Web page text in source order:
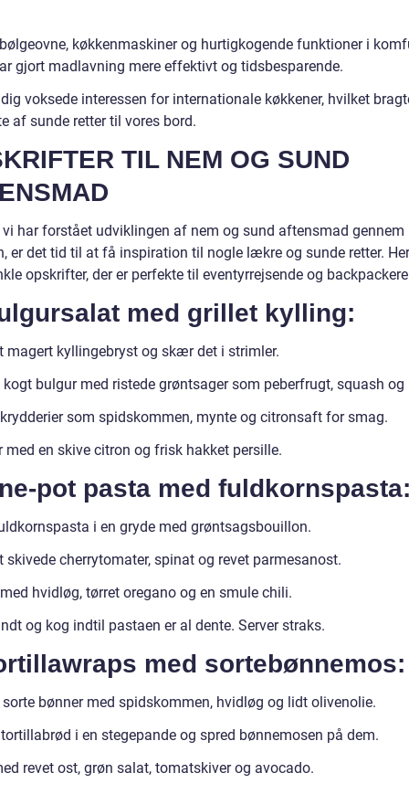
køkkenmaskiner og hurtigkogende funktioner i
gjort madlavning mere effektivt og tidsbesparende.
voksede interessen for internationale køkkener, hvilket
af sunde retter til vores bord.
TIL NEM OG SUND
vi har forstået udviklingen af nem og sund aftensmad gennem
er det tid til at få inspiration til nogle lækre og sunde retter.
opskrifter, der er perfekte til eventyrrejsende og
med grillet kylling:
magert kyllingebryst og skær det i strimler.
bulgur med ristede grøntsager som peberfrugt, squash og
som spidskommen, mynte og citronsaft for smag.
med en skive citron og frisk hakket persille.
pot pasta med
i en gryde med grøntsagsbouillon.
cherrytomater, spinat og revet parmesanost.
hvidløg, tørret oregano og en smule chili.
og kog indtil pastaen er al dente. Server straks.
med sortebønnemos:
bønner med spidskommen, hvidløg og lidt olivenolie.
i en stegepande og spred bønnemosen på dem.
revet ost, grøn salat, tomatskiver og avocado.